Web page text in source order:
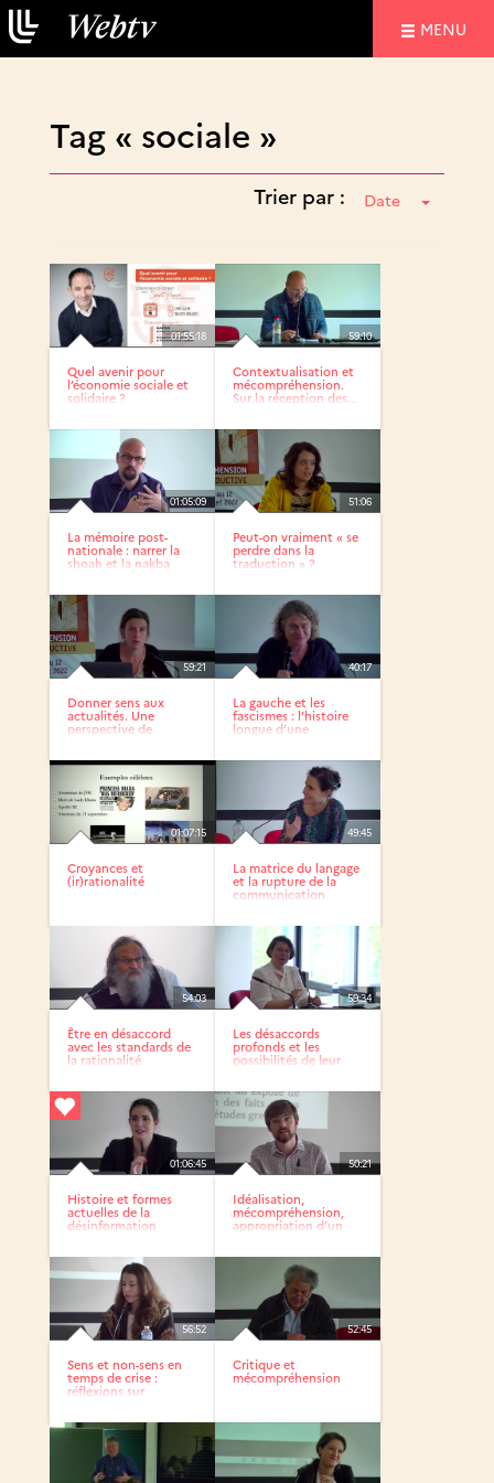
MENU
Tag « sociale »
Trier par : Date
01:55:18
Quel avenir pour
l’économie sociale et
solidaire ?
59:10
Contextualisation et
mécompréhension.
Sur la réception des...
01:05:09
La mémoire post-
nationale : narrer la
shoah et la nakba
51:06
Peut-on vraiment « se
perdre dans la
traduction » ?
59:21
Donner sens aux
actualités. Une
perspective de
40:17
La gauche et les
fascismes : l’histoire
longue d’une
01:07:15
Croyances et
(ir)rationalité
49:45
La matrice du langage
et la rupture de la
communication
54:03
Être en désaccord
avec les standards de
la rationalité
59:34
Les désaccords
profonds et les
possibilités de leur
01:06:45
Histoire et formes
actuelles de la
désinformation
50:21
Idéalisation,
mécompréhension,
appropriation d’un
56:52
Sens et non-sens en
temps de crise :
réflexions sur
52:45
Critique et
mécompréhension